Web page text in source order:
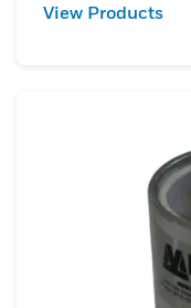
View Products